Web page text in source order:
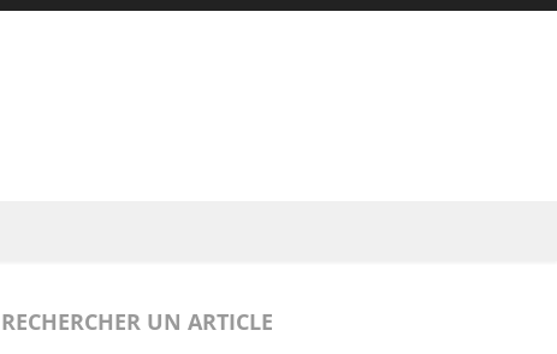
RECHERCHER UN ARTICLE